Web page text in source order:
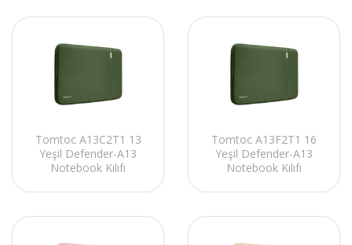
Tomtoc A13C2T1 13
Yeşil Defender-A13
Notebook Kılıfı
Tomtoc A13F2T1 16
Yeşil Defender-A13
Notebook Kılıfı